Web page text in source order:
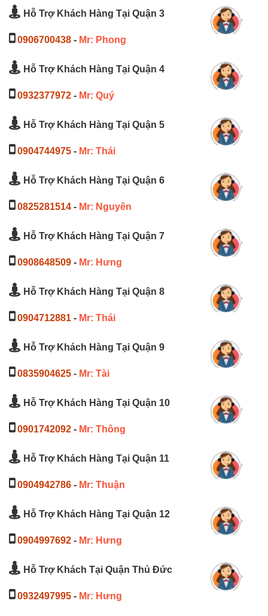
Hỗ Trợ Khách Hàng Tại Quận 3
0906700438 - Mr: Phong
Hỗ Trợ Khách Hàng Tại Quận 4
0932377972 - Mr: Quý
Hỗ Trợ Khách Hàng Tại Quận 5
0904744975 - Mr: Thái
Hỗ Trợ Khách Hàng Tại Quận 6
0825281514 - Mr: Nguyên
Hỗ Trợ Khách Hàng Tại Quận 7
0908648509 - Mr: Hưng
Hỗ Trợ Khách Hàng Tại Quận 8
0904712881 - Mr: Thái
Hỗ Trợ Khách Hàng Tại Quận 9
0835904625 - Mr: Tài
Hỗ Trợ Khách Hàng Tại Quận 10
0901742092 - Mr: Thông
Hỗ Trợ Khách Hàng Tại Quận 11
0904942786 - Mr: Thuận
Hỗ Trợ Khách Hàng Tại Quận 12
0904997692 - Mr: Hưng
Hỗ Trợ Khách Tại Quận Thủ Đức
0932497995 - Mr: Hưng